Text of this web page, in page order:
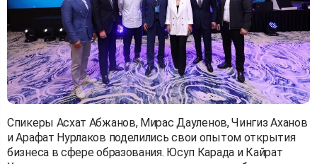
Спикеры Асхат Абжанов, Мирас Дауленов, Чингиз Аханов
и Арафат Нурлаков поделились свои опытом открытия
бизнеса в сфере образования. Юсуп Карада и Кайрат